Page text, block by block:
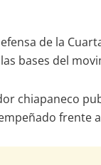
de la
bases del
chiapaneco
frente